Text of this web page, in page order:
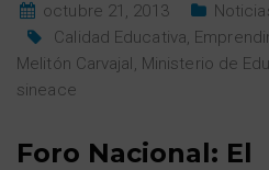
octubre 21, 2013
Calidad Educativa,
Melitón Carvajal, Ministerio de
sineace
Foro Nacional: El